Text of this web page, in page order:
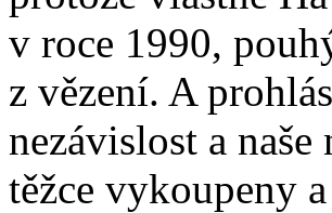
v roce 1990,
z vězení. A
nezávislost a
těžce vykoupeny